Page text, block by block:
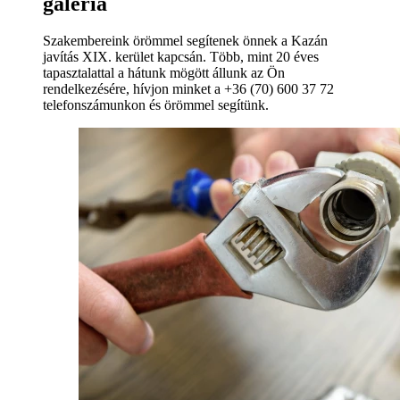
Szakembereink örömmel segítenek önnek a Kazán
javítás XIX. kerület kapcsán. Több, mint 20 éves
tapasztalattal a hátunk mögött állunk az Ön
rendelkezésére, hívjon minket a +36 (70) 600 37 72
telefonszámunkon és örömmel segítünk.